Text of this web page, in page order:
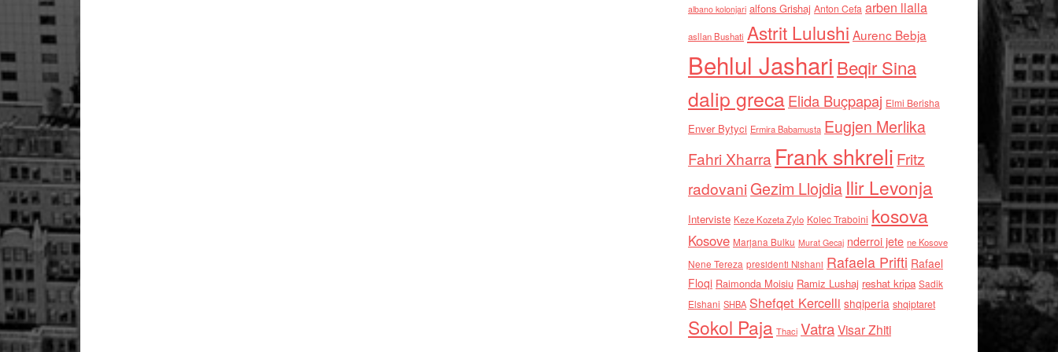
albano kolonjari alfons Grishaj Anton Cefa arben llalla
asllan Bushati Astrit Lulushi Aurenc Bebja
Behlul Jashari Beqir Sina
dalip grecaElida Buçpapaj Elmi Berisha
Enver Bytyci Ermira Babamusta Eugjen Merlika
Fahri Xharra Frank shkreli Fritz
radovaniGezim Llojdia Ilir Levonja
Interviste Keze Kozeta Zylo Kolec Traboini kosova
Kosove Marjana Bulku Murat Gecaj nderroi jete ne Kosove
Nene Tereza presidenti Nishani Rafaela Prifti Rafael
Floqi Raimonda Moisiu Ramiz Lushaj reshat kripa Sadik
Elshani SHBA Shefqet Kercelli shqiperia shqiptaret
Sokol Paja Thaci VatraVisar Zhiti